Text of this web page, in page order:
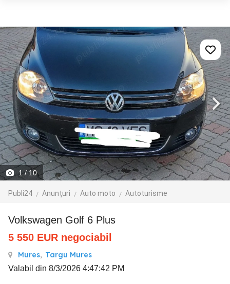
1/ 10
Publi24 Anunțuri Auto moto Autoturisme
Volkswagen Golf 6 Plus
5 550 EUR negociabil
Mures, Targu Mures
Valabil din 8/3/2026 4:47:42 PM